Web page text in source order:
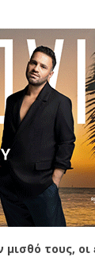
μισθό τους,